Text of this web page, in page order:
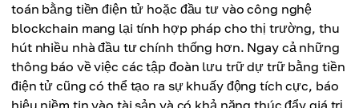
toán bằng tiền điện tử hoặc đầu tư vào công nghệ
blockchain mang lại tính hợp pháp cho thị trường, thu
hút nhiều nhà đầu tư chính thống hơn. Ngay cả những
thông báo về việc các tập đoàn lưu trữ dự trữ bằng tiền
điện tử cũng có thể tạo ra sự khuấy động tích cực, báo
hiệu niềm tin vào tài sản và có khả năng thúc đẩy giá trị